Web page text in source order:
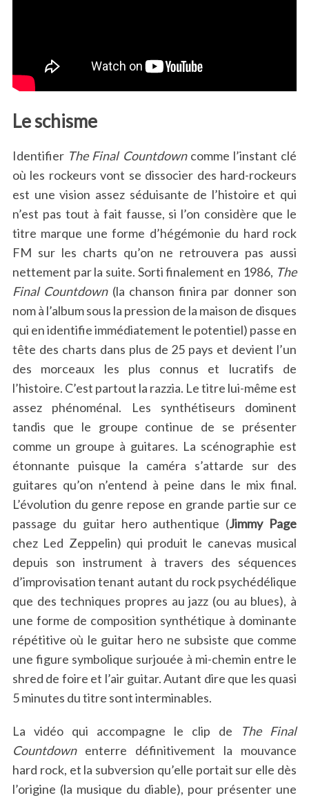
Le schisme
Identifier The Final Countdowncomme l’instant clé
où les rockeurs vont se dissocier des hard-rockeurs
est une vision assez séduisante de l’histoire et qui
n’est pas tout à fait fausse, si l’on considère que le
titre marque une forme d’hégémonie du hard rock
FM sur les charts qu’on ne retrouvera pas aussi
nettement par la suite. Sorti finalement en 1986, The
Final Countdown(la chanson finira par donner son
nom à l’album sous la pression de la maison de disques
qui en identifie immédiatement le potentiel) passe en
tête des charts dans plus de 25 pays et devient l’un
des morceaux les plus connus et lucratifs de
l’histoire. C’est partout la razzia. Le titre lui-même est
assez phénoménal. Les synthétiseurs dominent
tandis que le groupe continue de se présenter
comme un groupe à guitares. La scénographie est
étonnante puisque la caméra s’attarde sur des
guitares qu’on n’entend à peine dans le mix final.
L’évolution du genre repose en grande partie sur ce
passage du guitar hero authentique (Jimmy Page
chez Led Zeppelin) qui produit le canevas musical
depuis son instrument à travers des séquences
d’improvisation tenant autant du rock psychédélique
que des techniques propres au jazz (ou au blues), à
une forme de composition synthétique à dominante
répétitive où le guitar hero ne subsiste que comme
une figure symbolique surjouée à mi-chemin entre le
shred de foire et l’air guitar. Autant dire que les quasi
5 minutes du titre sont interminables.
La vidéo qui accompagne le clip de
The Final
Countdownenterre définitivement la mouvance
hard rock, et la subversion qu’elle portait sur elle dès
l’origine (la musique du diable), pour présenter une